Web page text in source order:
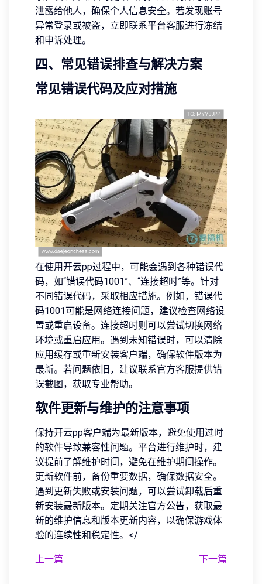
泄露给他人，确保个人信息安全。若发现账号
异常登录或被盗，立即联系平台客服进行冻结
和申诉处理。
四、常见错误排查与解决方案
常见错误代码及应对措施
在使用开云pp过程中，可能会遇到各种错误代
码，如“错误代码1001”、“连接超时”等。针对
不同错误代码，采取相应措施。例如，错误代
码1001可能是网络连接问题，建议检查网络设
置或重启设备。连接超时则可以尝试切换网络
环境或重启应用。遇到未知错误时，可以清除
应用缓存或重新安装客户端，确保软件版本为
最新。若问题依旧，建议联系官方客服提供错
误截图，获取专业帮助。
软件更新与维护的注意事项
保持开云pp客户端为最新版本，避免使用过时
的软件导致兼容性问题。平台进行维护时，建
议提前了解维护时间，避免在维护期间操作。
更新软件前，备份重要数据，确保数据安全。
遇到更新失败或安装问题，可以尝试卸载后重
新安装最新版本。定期关注官方公告，获取最
新的维护信息和版本更新内容，以确保游戏体
验的连续性和稳定性。</
上一篇 下一篇